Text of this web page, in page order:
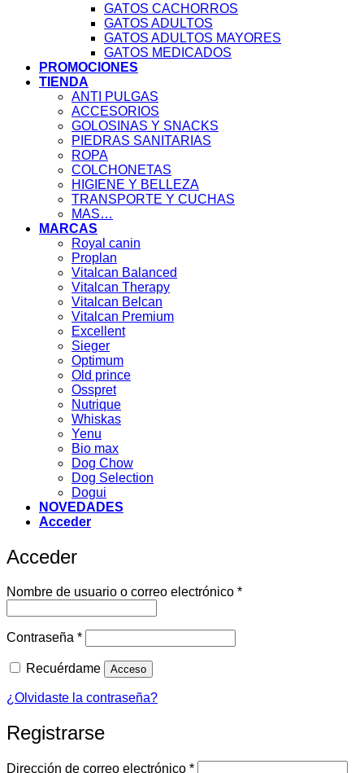
GATOS CACHORROS
GATOS ADULTOS
GATOS ADULTOS MAYORES
GATOS MEDICADOS
PROMOCIONES
TIENDA
ANTI PULGAS
ACCESORIOS
GOLOSINAS Y SNACKS
PIEDRAS SANITARIAS
ROPA
COLCHONETAS
HIGIENE Y BELLEZA
TRANSPORTE Y CUCHAS
MAS…
MARCAS
Royal canin
Proplan
Vitalcan Balanced
Vitalcan Therapy
Vitalcan Belcan
Vitalcan Premium
Excellent
Sieger
Optimum
Old prince
Osspret
Nutrique
Whiskas
Yenu
Bio max
Dog Chow
Dog Selection
Dogui
NOVEDADES
Acceder
Acceder
Nombre de usuario o correo electrónico *Obligatorio
Contraseña *Obligatorio
Recuérdame Acceso
¿Olvidaste la contraseña?
Registrarse
Dirección de correo electrónico *Obligatorio